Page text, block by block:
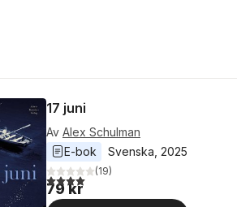
17 juni
Av Alex Schulman
E-bok
Svenska 2025
4,0utav 5 stjärnor. Totalt antal röster:
(19)
79 kr